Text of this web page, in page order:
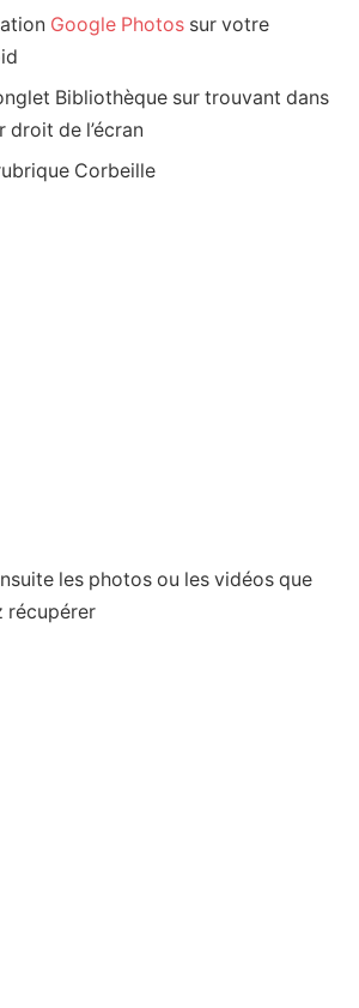
Google Photos sur votre
Bibliothèque sur trouvant dans
droit de l’écran
Corbeille
les photos ou les vidéos que
récupérer